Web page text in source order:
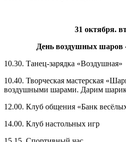
31 октября.
День воздушных шаров
10.30. Танец-зарядка «Воздушная»
10.40. Творческая мастерская
воздушными шарами. Дарим
12.00. Клуб общения «Банк
14.00. Клуб настольных игр